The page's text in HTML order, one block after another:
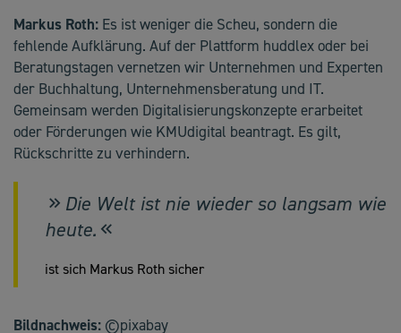
Markus Roth: Es ist weniger die Scheu, sondern die
fehlende Aufklärung. Auf der Plattform huddlex oder bei
Beratungstagen vernetzen wir Unternehmen und Experten
der Buchhaltung, Unternehmensberatung und IT.
Gemeinsam werden Digitalisierungskonzepte erarbeitet
oder Förderungen wie KMUdigital beantragt. Es gilt,
Rückschritte zu verhindern.
Die Welt ist nie wieder so langsam wie
heute.
ist sich Markus Roth sicher
Bildnachweis: ©pixabay